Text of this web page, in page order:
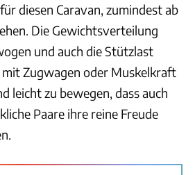
diesen Caravan, zumindest ab
Die Gewichtsverteilung
und auch die Stützlast
Zugwagen oder Muskelkraft
leicht zu bewegen, dass auch
Paare ihre reine Freude